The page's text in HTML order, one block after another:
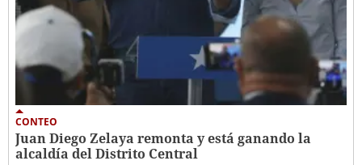
CONTEO
Juan Diego Zelaya remonta y está ganando la
alcaldía del Distrito Central